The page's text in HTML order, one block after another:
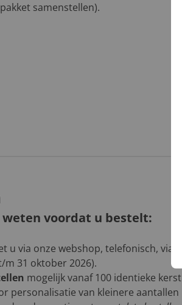
samenstellen).
voordat u bestelt:
u via onze webshop, telefonisch, via
m 31 oktober 2026).
mogelijk vanaf 100 identieke
personalisatie van kleinere